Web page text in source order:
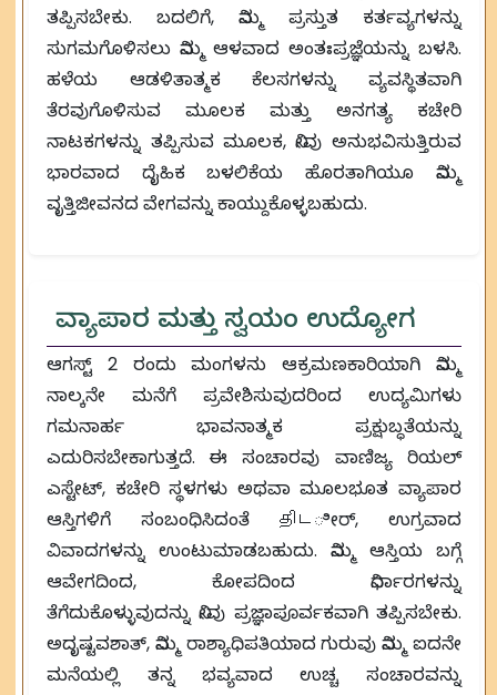
ತಪ್ಪಿಸಬೇಕು. ಬದಲಿಗೆ, ನಿಮ್ಮ ಪ್ರಸ್ತುತ ಕರ್ತವ್ಯಗಳನ್ನು
ಸುಗಮಗೊಳಿಸಲು ನಿಮ್ಮ ಆಳವಾದ ಅಂತಃಪ್ರಜ್ಞೆಯನ್ನು ಬಳಸಿ.
ಹಳೆಯ ಆಡಳಿತಾತ್ಮಕ ಕೆಲಸಗಳನ್ನು ವ್ಯವಸ್ಥಿತವಾಗಿ
ತೆರವುಗೊಳಿಸುವ ಮೂಲಕ ಮತ್ತು ಅನಗತ್ಯ ಕಚೇರಿ
ನಾಟಕಗಳನ್ನು ತಪ್ಪಿಸುವ ಮೂಲಕ, ನೀವು ಅನುಭವಿಸುತ್ತಿರುವ
ಭಾರವಾದ ದೈಹಿಕ ಬಳಲಿಕೆಯ ಹೊರತಾಗಿಯೂ ನಿಮ್ಮ
ವೃತ್ತಿಜೀವನದ ವೇಗವನ್ನು ಕಾಯ್ದುಕೊಳ್ಳಬಹುದು.
ವ್ಯಾಪಾರ ಮತ್ತು ಸ್ವಯಂ ಉದ್ಯೋಗ
ಆಗಸ್ಟ್ 2 ರಂದು ಮಂಗಳನು ಆಕ್ರಮಣಕಾರಿಯಾಗಿ ನಿಮ್ಮ
ನಾಲ್ಕನೇ ಮನೆಗೆ ಪ್ರವೇಶಿಸುವುದರಿಂದ ಉದ್ಯಮಿಗಳು
ಗಮನಾರ್ಹ ಭಾವನಾತ್ಮಕ ಪ್ರಕ್ಷುಬ್ಧತೆಯನ್ನು
ಎದುರಿಸಬೇಕಾಗುತ್ತದೆ. ಈ ಸಂಚಾರವು ವಾಣಿಜ್ಯ ರಿಯಲ್
ಎಸ್ಟೇಟ್, ಕಚೇರಿ ಸ್ಥಳಗಳು ಅಥವಾ ಮೂಲಭೂತ ವ್ಯಾಪಾರ
ಆಸ್ತಿಗಳಿಗೆ ಸಂಬಂಧಿಸಿದಂತೆ திடೀರ್, ಉಗ್ರವಾದ
ವಿವಾದಗಳನ್ನು ಉಂಟುಮಾಡಬಹುದು. ನಿಮ್ಮ ಆಸ್ತಿಯ ಬಗ್ಗೆ
ಆವೇಗದಿಂದ, ಕೋಪದಿಂದ ನಿರ್ಧಾರಗಳನ್ನು
ತೆಗೆದುಕೊಳ್ಳುವುದನ್ನು ನೀವು ಪ್ರಜ್ಞಾಪೂರ್ವಕವಾಗಿ ತಪ್ಪಿಸಬೇಕು.
ಅದೃಷ್ಟವಶಾತ್, ನಿಮ್ಮ ರಾಶ್ಯಾಧಿಪತಿಯಾದ ಗುರುವು ನಿಮ್ಮ ಐದನೇ
ಮನೆಯಲ್ಲಿ ತನ್ನ ಭವ್ಯವಾದ ಉಚ್ಚ ಸಂಚಾರವನ್ನು